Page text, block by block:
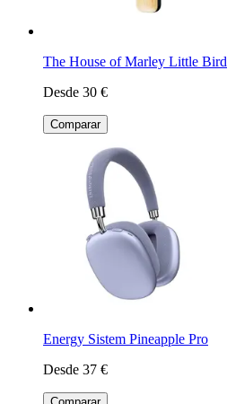
The House of Marley Little Bird
Desde 30 €
Comparar
Energy Sistem Pineapple Pro
Desde 37 €